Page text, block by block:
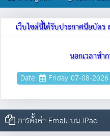
เว็บไซต์นี้ได้รับประกาศนียบัต
นอกเวลาท
Date: Friday 07-08-2026
การตั้งค่า Email บน iPad